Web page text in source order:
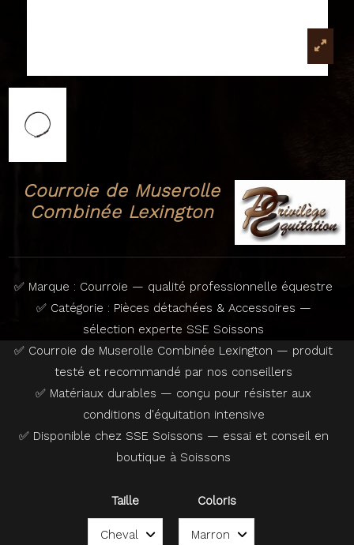
Courroie de Muserolle
Combinée Lexington
✅ Marque : Courroie — qualité professionnelle équestre
✅ Catégorie : Pièces détachées & Accessoires —
sélection experte SSE Soissons
✅ Courroie de Muserolle Combinée Lexington — produit
testé et recommandé par nos conseillers
✅ Matériaux durables — conçu pour résister aux
conditions d'équitation intensive
✅ Disponible chez SSE Soissons — essai et conseil en
boutique à Soissons
Taille Coloris